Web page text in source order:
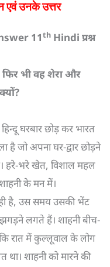
एवं उनके उत्तर
11th Hindi प्रश्न
फिर भी वह शेरा और
?
घरबार छोड़ कर भारत
है जो अपना घर-द्वार छोड़ने
हरे-भरे खेत, विशाल महल
के मन में।
है, उस समय उसकी भेंट
लगते हैं। शाहनी बीच-
रात में कुल्लूवाल के लोग
शाहनी को मारने की